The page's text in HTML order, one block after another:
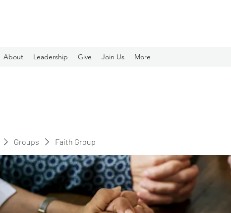
About Leadership Give Join Us More
Groups Faith Group